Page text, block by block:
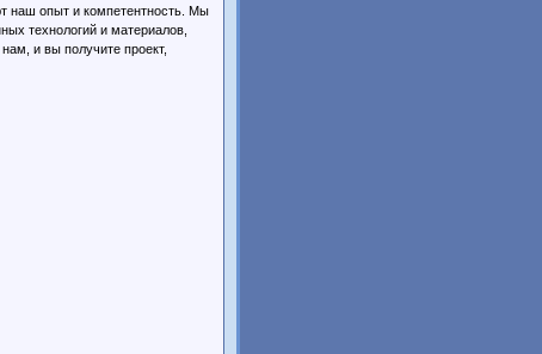
наш опыт и компетентность. Мы
технологий и материалов,
и вы получите проект,